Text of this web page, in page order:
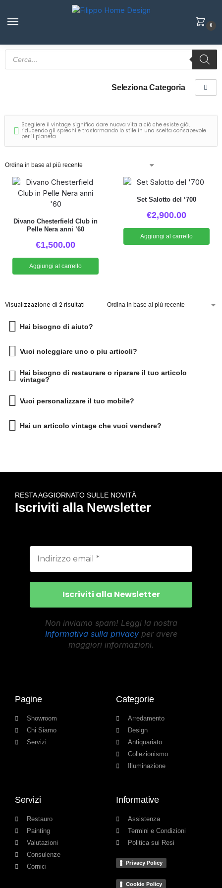
0
Seleziona Categoria
Scegliere il vintage significa dare nuova vita a ciò che esiste già,
riducendo gli sprechi e trasformando lo stile in una scelta consapevole
per il pianeta.
Divano Chesterfield Club in
Pelle Nera anni ’60
€1,500.00
Aggiungi al carrello
Set Salotto del ‘700
€2,900.00
Aggiungi al carrello
Visualizzazione di 2 risultati
Hai bisogno di aiuto?
Vuoi noleggiare uno o piu articoli?
Hai bisogno di restaurare o riparare il tuo articolo
vintage?
Vuoi personalizzare il tuo mobile?
Hai un articolo vintage che vuoi vendere?
RESTA AGGIORNATO SULLE NOVITÀ
Iscriviti alla Newsletter
Non inviamo spam! Leggi la nostra
Informativa sulla privacyper avere
maggiori informazioni.
Pagine
Showroom
Chi Siamo
Servizi
Categorie
Arredamento
Design
Antiquariato
Collezionismo
Illuminazione
Servizi
Restauro
Painting
Valutazioni
Consulenze
Cornici
Informative
Assistenza
Termini e Condizioni
Politica sui Resi
Privacy Policy
Cookie Policy